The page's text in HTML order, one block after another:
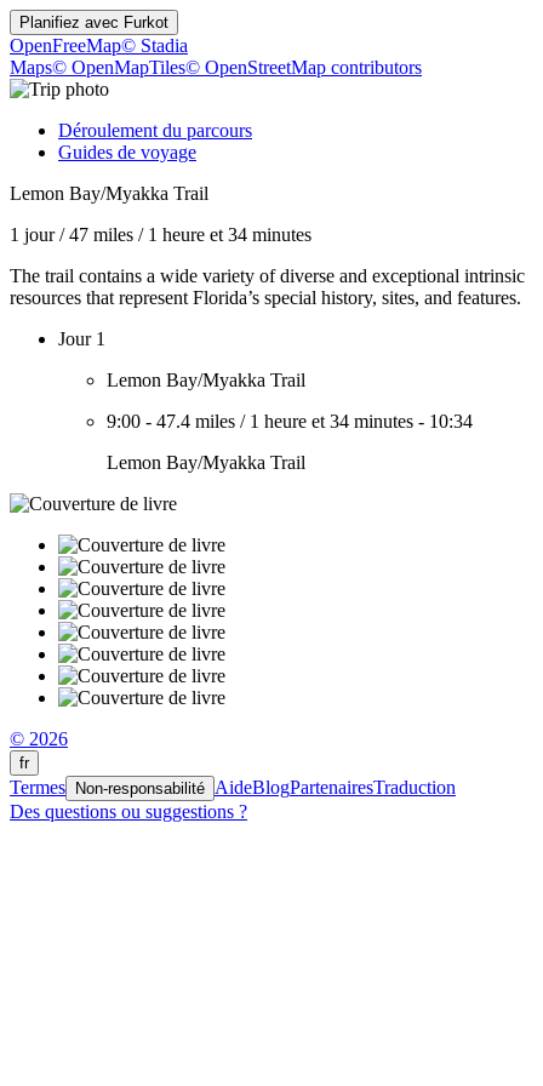
Planifiez avec Furkot
OpenFreeMap© Stadia
Maps© OpenMapTiles© OpenStreetMap contributors
Déroulement du parcours
Guides de voyage
Lemon Bay/Myakka Trail
1 jour/47 miles / 1 heure et 34 minutes
The trail contains a wide variety of diverse and exceptional intrinsic
resources that represent Florida’s special history, sites, and features.
Jour 1
Lemon Bay/Myakka Trail
9:00 - 47.4 miles / 1 heure et 34 minutes - 10:34
Lemon Bay/Myakka Trail
© 2026
fr
Termes Non-responsabilité AideBlogPartenairesTraduction
Des questions ou suggestions ?